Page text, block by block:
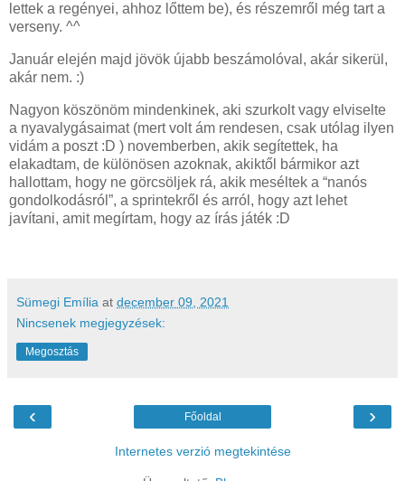
lettek a regényei, ahhoz lőttem be), és részemről még tart a
verseny. ^^
Január elején majd jövök újabb beszámolóval, akár sikerül,
akár nem. :)
Nagyon köszönöm mindenkinek, aki szurkolt vagy elviselte
a nyavalygásaimat (mert volt ám rendesen, csak utólag ilyen
vidám a poszt :D ) novemberben, akik segítettek, ha
elakadtam, de különösen azoknak, akiktől bármikor azt
hallottam, hogy ne görcsöljek rá, akik meséltek a “nanós
gondolkodásról”, a sprintekről és arról, hogy azt lehet
javítani, amit megírtam, hogy az írás játék :D
Sümegi Emília at december 09, 2021
Nincsenek megjegyzések:
Megosztás
‹ ›
Főoldal
Internetes verzió megtekintése